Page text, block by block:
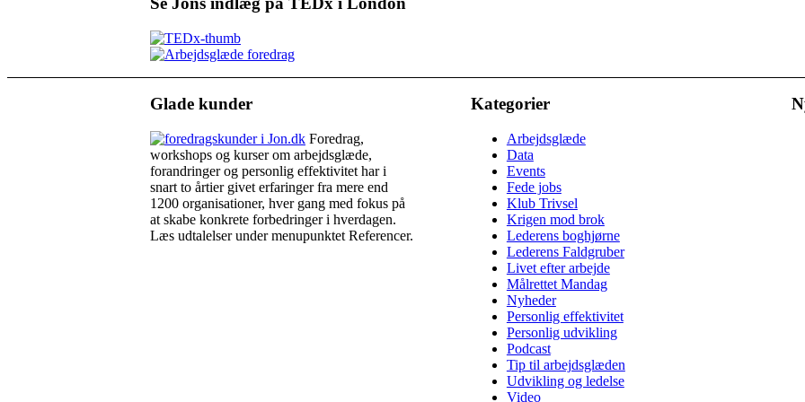
Glade kunder
Foredrag,
workshops og kurser om arbejdsglæde,
forandringer og personlig effektivitet har i
snart to årtier givet erfaringer fra mere end
1200 organisationer, hver gang med fokus på
at skabe konkrete forbedringer i hverdagen.
Læs udtalelser under menupunktet Referencer.
Kategorier
Arbejdsglæde
Data
Events
Fede jobs
Klub Trivsel
Krigen mod brok
Lederens boghjørne
Lederens Faldgruber
Livet efter arbejde
Målrettet Mandag
Nyheder
Personlig effektivitet
Personlig udvikling
Podcast
Tip til arbejdsglæden
Udvikling og ledelse
Video